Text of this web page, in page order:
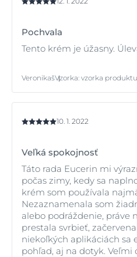
Pochvala
Tento krém je úžasny.
VeronikašVzorka: vzorka
10. 1. 2022
Veľká spokojnosť
Táto rada Eucerin mi
počas zimy, kedy sa
krém som používala
Nezaznamenala som
alebo podráždenie, práve
prestala svrbieť,
niekoľkých aplikáciách sa
pohľad, aj na dotyk. Veľmi